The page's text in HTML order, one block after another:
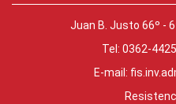
Juan B. Justo 66º -
Tel: 0362-
E-mail: